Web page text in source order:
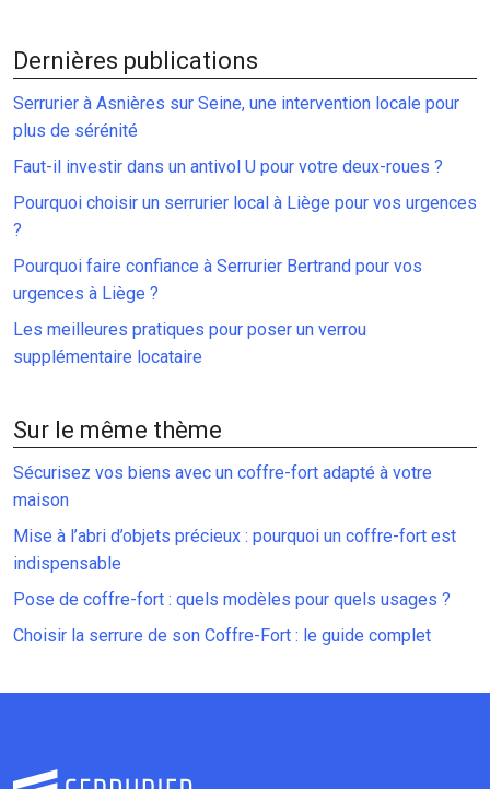
Dernières publications
Serrurier à Asnières sur Seine, une intervention locale pour
plus de sérénité
Faut-il investir dans un antivol U pour votre deux-roues ?
Pourquoi choisir un serrurier local à Liège pour vos urgences
?
Pourquoi faire confiance à Serrurier Bertrand pour vos
urgences à Liège ?
Les meilleures pratiques pour poser un verrou
supplémentaire locataire
Sur le même thème
Sécurisez vos biens avec un coffre-fort adapté à votre
maison
Mise à l’abri d’objets précieux : pourquoi un coffre-fort est
indispensable
Pose de coffre-fort : quels modèles pour quels usages ?
Choisir la serrure de son Coffre-Fort : le guide complet